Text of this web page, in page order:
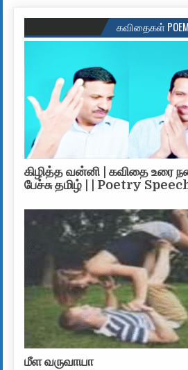
கவிதைகள்
கிழித்த வன்னி | கவிதை உரை
பேச்சு தமிழ் | | Poetry
மீள வருவாயா